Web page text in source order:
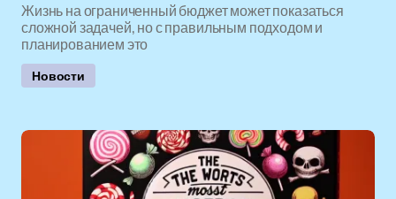
Жизнь на ограниченный бюджет может показаться
сложной задачей, но с правильным подходом и
планированием это
Новости